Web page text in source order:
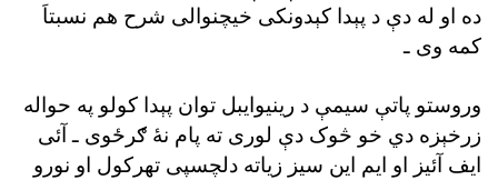
ده او له دې د پېدا کېدونکى خيچنوالى شرح هم نسبتاَ
کمه وى ـ
وروستو پاتې سيمې د رينيوايبل توان پېدا کولو په حواله
زرخېزه دي خو څوک دې لورى ته پام نۀ ګرځوى ـ آئى
ايف آئيز او ايم اين سيز زياته دلچسپى تهرکول او نورو